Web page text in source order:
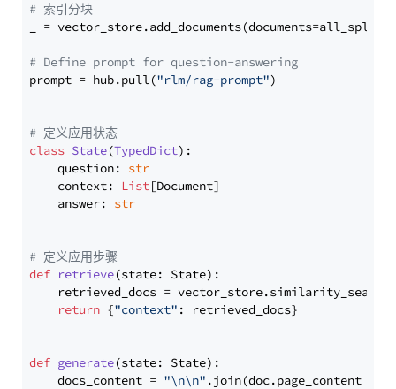
# 索引分块
_ = vector_store.add_documents(documents=all_splits)
# Define prompt for question-answering
prompt = hub.pull("rlm/rag-prompt")
# 定义应用状态
class State(TypedDict):
    question:
str
    context:
List[Document]
    answer:
str
# 定义应用步骤
def retrieve(state: State):
retrieved_docs =
return {"context" : retrieved_docs}
def generate(state: State):
    docs_content =
"\n\n" .join(doc.page_content